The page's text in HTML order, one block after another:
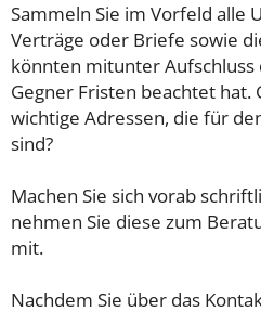
Sammeln Sie im Vorfeld alle
Verträge oder Briefe sowie
könnten mitunter
Gegner Fristen beachtet hat.
wichtige Adressen, die für
sind?
Machen Sie sich vorab
nehmen Sie diese zum
mit.
Nachdem Sie über das